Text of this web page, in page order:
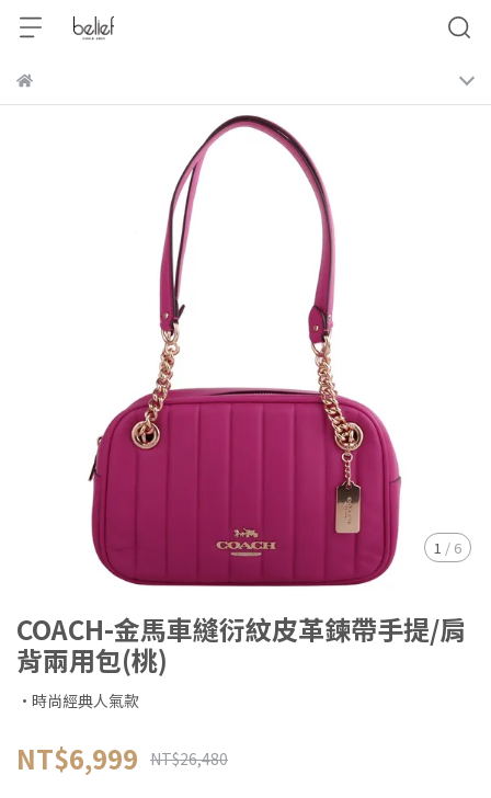
1 / 6
COACH-金馬車縫衍紋皮革鍊帶手提/肩
背兩用包(桃)
·時尚經典人氣款
NT$6,999 NT$26,480